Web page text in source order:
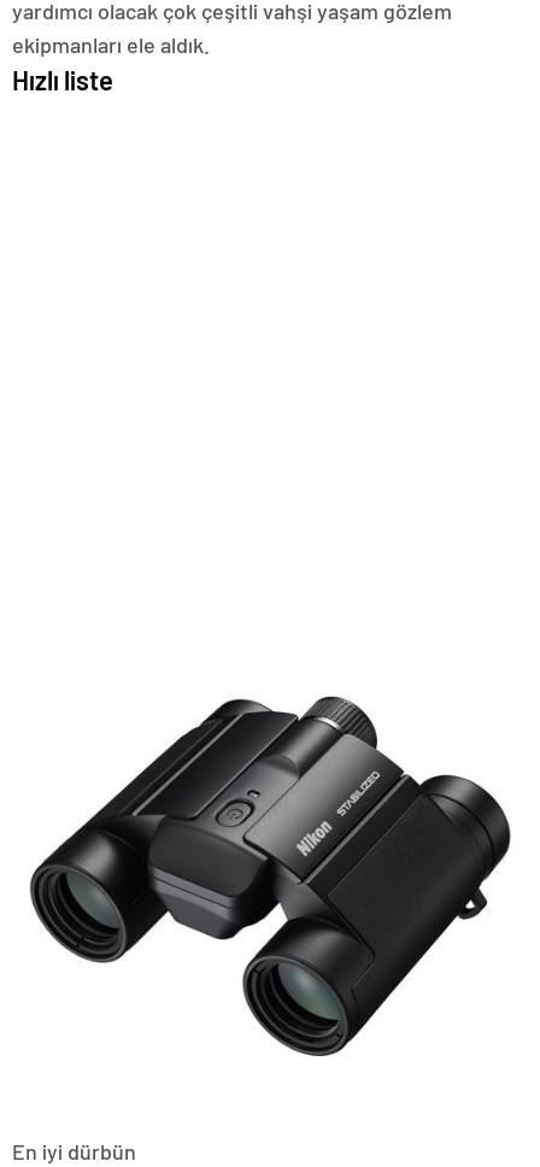
yardımcı olacak çok çeşitli vahşi yaşam gözlem
ekipmanları ele aldık.
Hızlı liste
En iyi dürbün